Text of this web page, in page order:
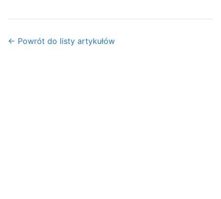
← Powrót do listy artykułów